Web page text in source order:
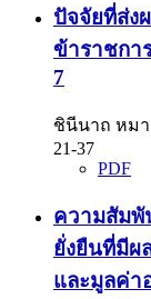
ปัจจัยที่ส่ง
ข้าราชกา
7
ชินีนาถ หม
21-37
PDF
ความสัมพั
ยั่งยืนที่มีผ
และมูลค่า